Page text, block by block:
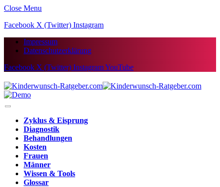
Close Menu
Facebook X (Twitter) Instagram
Impressum
Datenschutzerklärung
Facebook X (Twitter) InstagramYouTube
Zyklus & Eisprung
Diagnostik
Behandlungen
Kosten
Frauen
Männer
Wissen & Tools
Glossar